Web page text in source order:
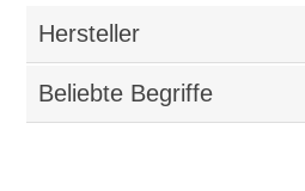
Hersteller
Beliebte Begriffe